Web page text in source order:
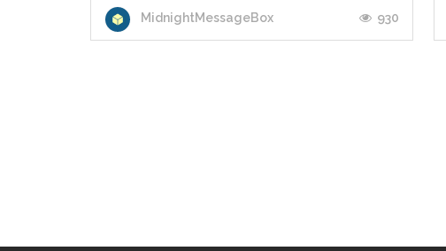
มันคงต้องเป็นอย่างงั้น ในเมื่อเราต้องก้าวเดินต่อ
ไปเพื่ออนาคตที่วาดฝันไว้ แบบที่ตนต้องการ เพื่อ
MidnightMessageBox 930